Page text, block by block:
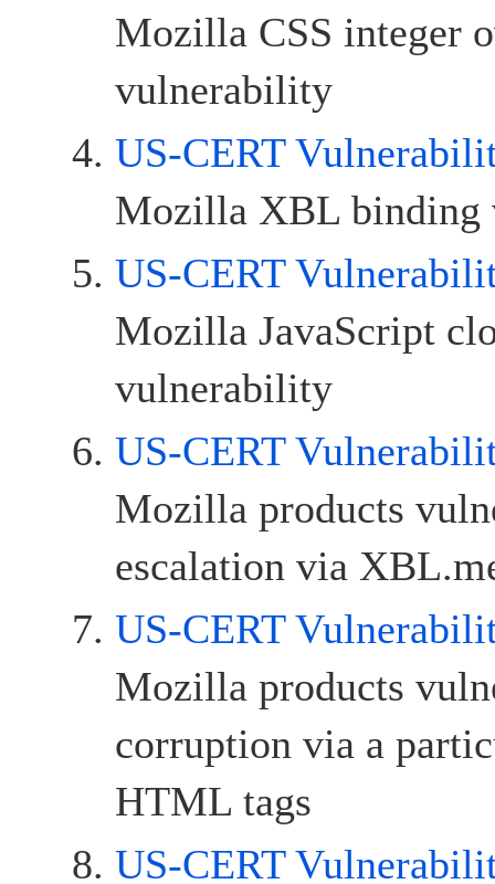
Mozilla CSS integer
vulnerability
US-CERT
Mozilla XBL binding
US-CERT
Mozilla JavaScript
vulnerability
US-CERT
Mozilla products
escalation via
US-CERT
Mozilla products
corruption via a
HTML tags
US-CERT